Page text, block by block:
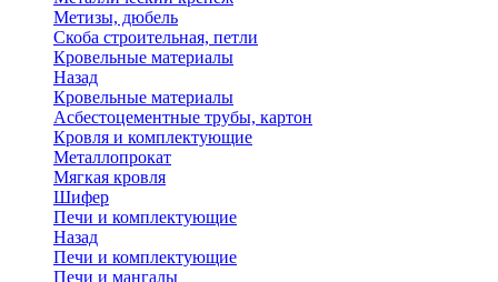
Метизы, дюбель
Скоба строительная, петли
Кровельные материалы
Назад
Кровельные материалы
Асбестоцементные трубы, картон
Кровля и комплектующие
Металлопрокат
Мягкая кровля
Шифер
Печи и комплектующие
Назад
Печи и комплектующие
Печи и мангалы